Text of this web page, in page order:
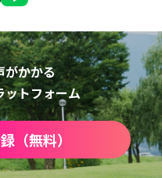
がかかる
ットフォーム
（無料）